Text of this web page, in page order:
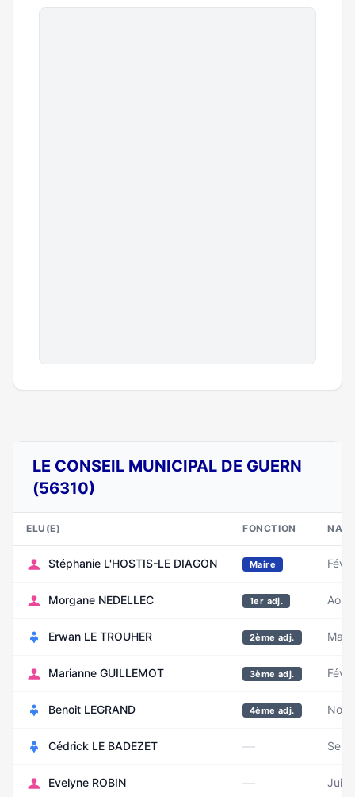
LE CONSEIL MUNICIPAL DE GUERN
(56310)
ELU(E) FONCTION
Stéphanie L'HOSTIS-LE DIAGON Maire
Morgane NEDELLEC 1er adj. Août
Erwan LE TROUHER 2ème adj. Mai
Marianne GUILLEMOT 3ème adj.
Benoit LEGRAND 4ème adj.
Cédrick LE BADEZET —
Evelyne ROBIN —